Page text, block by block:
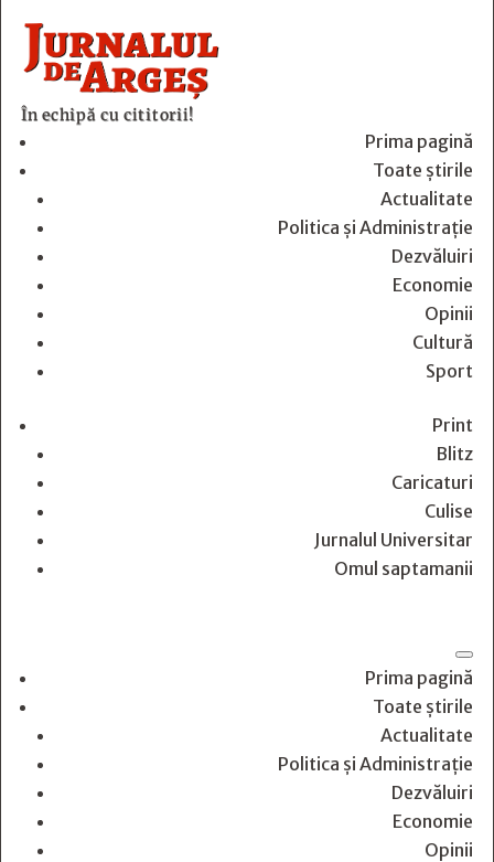
În echipă cu cititorii!
Prima pagină
Toate știrile
Actualitate
Politica și Administrație
Dezvăluiri
Economie
Opinii
Cultură
Sport
Print
Blitz
Caricaturi
Culise
Jurnalul Universitar
Omul saptamanii
Prima pagină
Toate știrile
Actualitate
Politica și Administrație
Dezvăluiri
Economie
Opinii